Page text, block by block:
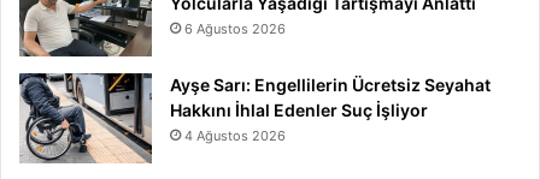
6 Ağustos 2026
Ayşe Sarı: Engellilerin Ücretsiz Seyahat
Hakkını İhlal Edenler Suç İşliyor
4 Ağustos 2026